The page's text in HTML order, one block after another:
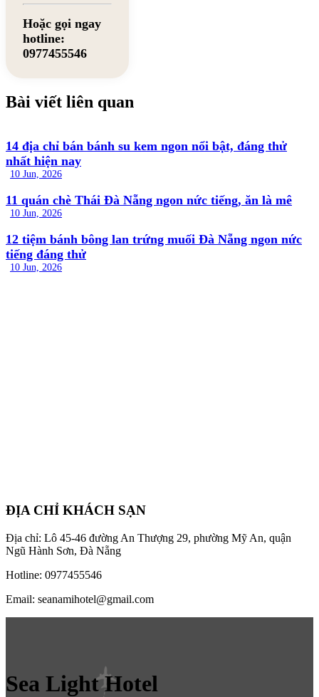
Hoặc gọi ngay
hotline:
0977455546
Bài viết liên quan
14 địa chỉ bán bánh su kem ngon nổi bật, đáng thử
nhất hiện nay
10 Jun, 2026
11 quán chè Thái Đà Nẵng ngon nức tiếng, ăn là mê
10 Jun, 2026
12 tiệm bánh bông lan trứng muối Đà Nẵng ngon nức
tiếng đáng thử
10 Jun, 2026
ĐỊA CHỈ KHÁCH SẠN
Địa chỉ: Lô 45-46 đường An Thượng 29, phường Mỹ An, quận
Ngũ Hành Sơn, Đà Nẵng
Hotline: 0977455546
Email: seanamihotel@gmail.com
Sea Light Hotel